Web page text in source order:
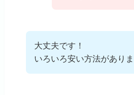
大丈夫です！
いろいろ安い方法がありま